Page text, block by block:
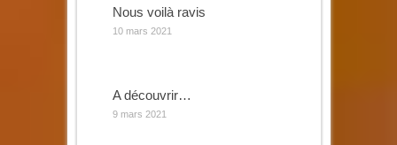
Nous voilà ravis
10 mars 2021
A découvrir…
9 mars 2021